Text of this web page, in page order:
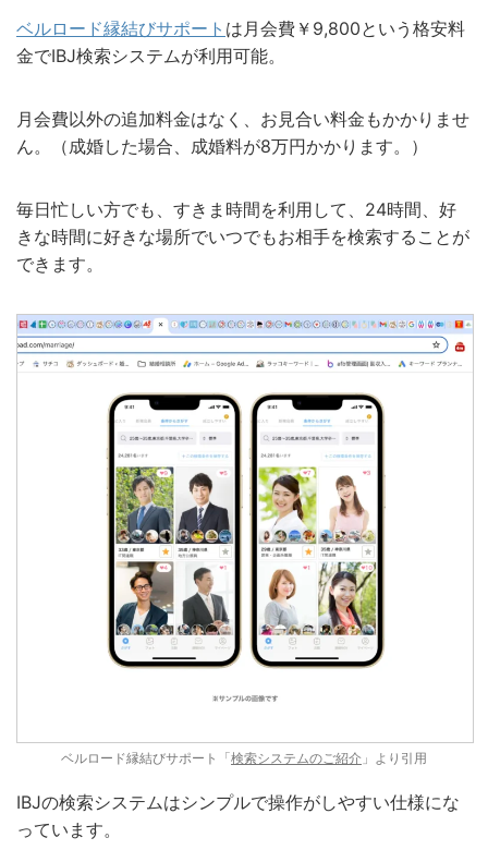
ベルロード縁結びサポート は月会費￥9,800という格安料
金でIBJ検索システムが利用可能。
月会費以外の追加料金はなく、お見合い料金もかかりませ
ん。（成婚した場合、成婚料が8万円かかります。）
毎日忙しい方でも、すきま時間を利用して、24時間、好
きな時間に好きな場所でいつでもお相手を検索することが
できます。
ベルロード縁結びサポート「検索システムのご紹介 」より引用
IBJの検索システムはシンプルで操作がしやすい仕様にな
っています。